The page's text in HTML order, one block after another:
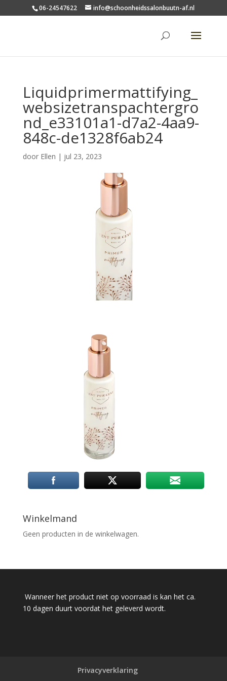
06-24547622 info@schoonheidssalonbuutn-af.nl
Liquidprimermattifying_
websizetranspachtergro
nd_e33101a1-d7a2-4aa9-
848c-de1328f6ab24
door Ellen | jul 23, 2023
Winkelmand
Geen producten in de winkelwagen.
Wanneer het product niet op voorraad is kan het ca.
10 dagen duurt voordat het geleverd wordt.
Privacyverklaring